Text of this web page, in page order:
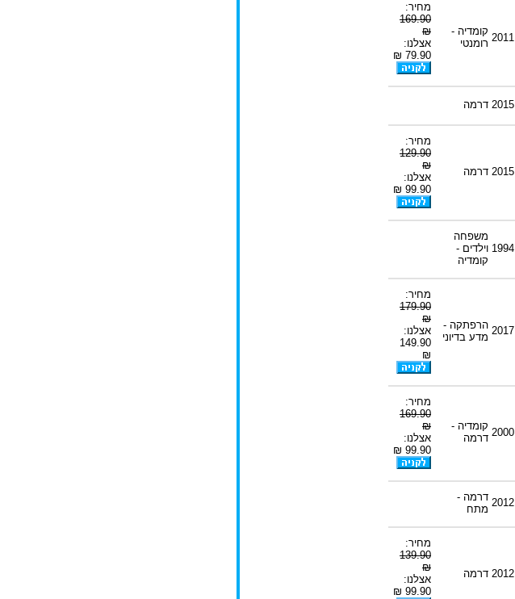
2011
קומדיה -
רומנטי
מחיר:
169.90
₪
אצלנו:
79.90 ₪
2015 דרמה
2015 דרמה
מחיר:
129.90
₪
אצלנו:
99.90 ₪
1994
משפחה
וילדים -
קומדיה
2017 הרפתקה -
מדע בדיוני
מחיר:
179.90
₪
אצלנו:
149.90
₪
2000
קומדיה -
דרמה
מחיר:
169.90
₪
אצלנו:
99.90 ₪
2012 דרמה -
מתח
2012 דרמה
מחיר:
139.90
₪
אצלנו:
99.90 ₪